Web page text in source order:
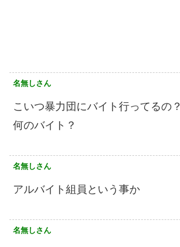
名無しさん
こいつ暴力団にバイト行ってるの？
何のバイト？
名無しさん
アルバイト組員という事か
名無しさん